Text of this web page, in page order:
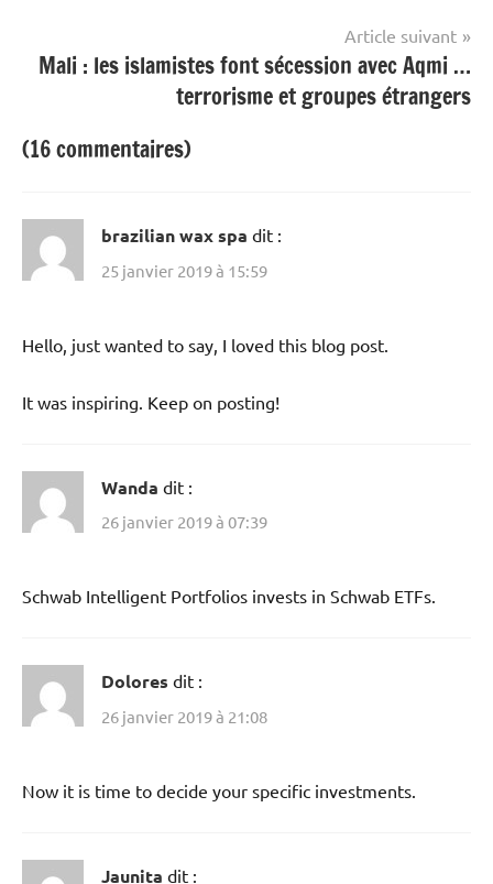
Article suivant
Mali : les islamistes font sécession avec Aqmi …
terrorisme et groupes étrangers
(16 commentaires)
brazilian wax spa dit :
25 janvier 2019 à 15:59
Hello, just wanted to say, I loved this blog post.
It was inspiring. Keep on posting!
Wanda dit :
26 janvier 2019 à 07:39
Schwab Intelligent Portfolios invests in Schwab ETFs.
Dolores dit :
26 janvier 2019 à 21:08
Now it is time to decide your specific investments.
Jaunita dit :